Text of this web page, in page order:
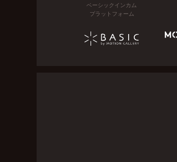
ベーシックインカム
プラットフォーム